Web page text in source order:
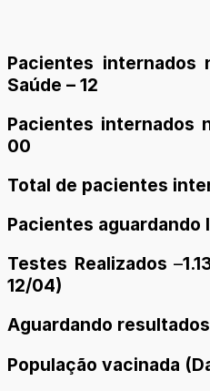
Pacientes internados
Saúde – 12
Pacientes internados
00
Total de pacientes
Pacientes aguardando
Testes Realizados –
12/04)
Aguardando
População vacinada